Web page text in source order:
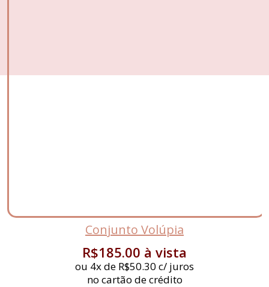
Conjunto Volúpia
R$185.00 à vista
ou 4x de R$50.30 c/ juros
no cartão de crédito